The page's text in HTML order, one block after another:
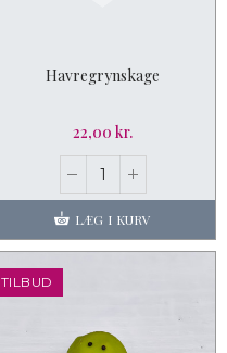
Havregrynskage
22,00 kr.
LÆG I KURV
TILBUD